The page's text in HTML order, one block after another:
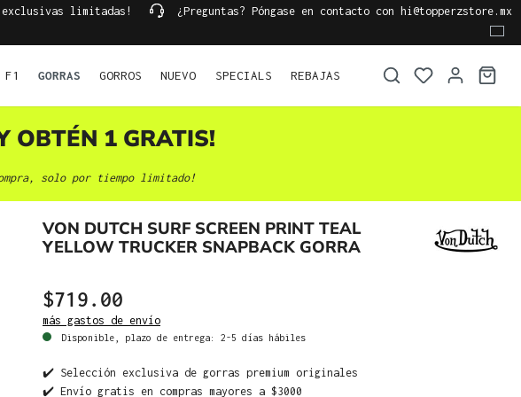
exclusivas limitadas! ¿Preguntas? Póngase en contacto con hi@topperzstore.mx
F1 GORRAS GORROS NUEVO SPECIALS REBAJAS
OBTÉN 1 GRATIS!
solo por tiempo limitado!
VON DUTCH SURF SCREEN PRINT TEAL
YELLOW TRUCKER SNAPBACK GORRA
$719.00
más gastos de envío
Disponible, plazo de entrega: 2-5 días hábiles
✔️ Selección exclusiva de gorras premium originales
✔️ Envío gratis en compras mayores a $3000